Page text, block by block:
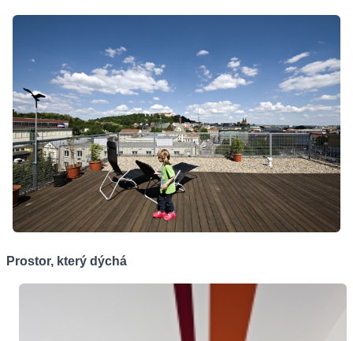
Prostor, který dýchá